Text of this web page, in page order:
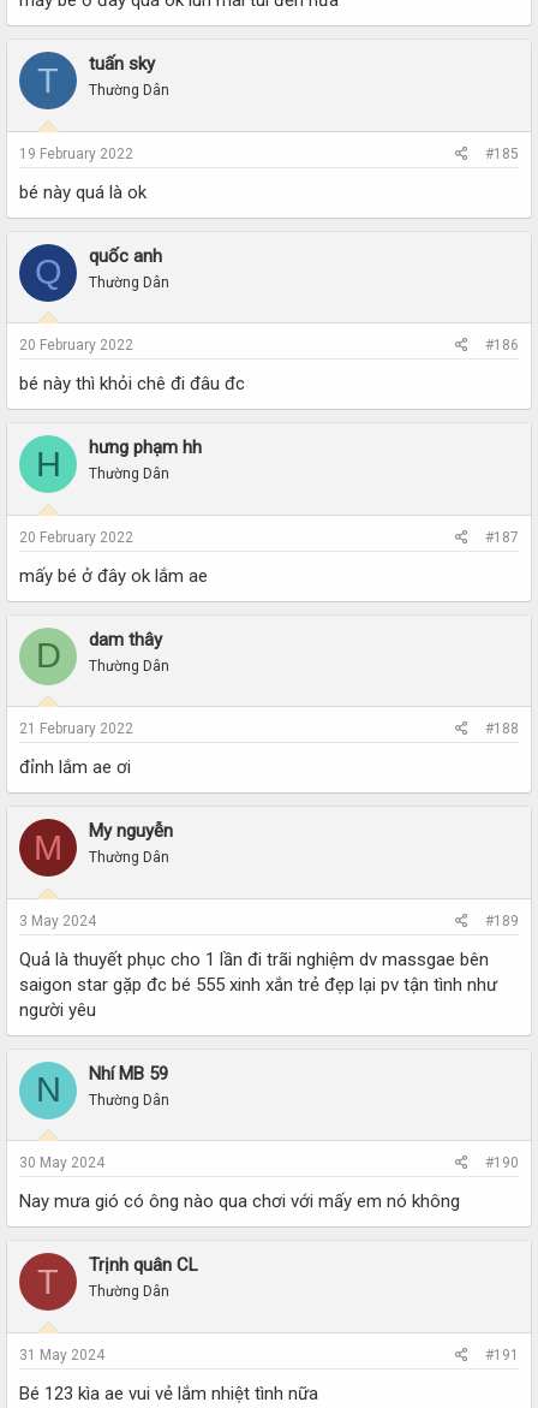
T tuấn sky
Thường Dân
19 February 2022 #185
bé này quá là ok
Q quốc anh
Thường Dân
20 February 2022 #186
bé này thì khỏi chê đi đâu đc
H hưng phạm hh
Thường Dân
20 February 2022 #187
mấy bé ở đây ok lắm ae
D dam thây
Thường Dân
21 February 2022 #188
đỉnh lắm ae ơi
M My nguyễn
Thường Dân
3 May 2024 #189
Quả là thuyết phục cho 1 lần đi trãi nghiệm dv massgae bên
saigon star gặp đc bé 555 xinh xắn trẻ đẹp lại pv tận tình như
người yêu
N Nhí MB 59
Thường Dân
30 May 2024 #190
Nay mưa gió có ông nào qua chơi với mấy em nó không
T Trịnh quân CL
Thường Dân
31 May 2024 #191
Bé 123 kìa ae vui vẻ lắm nhiệt tình nữa